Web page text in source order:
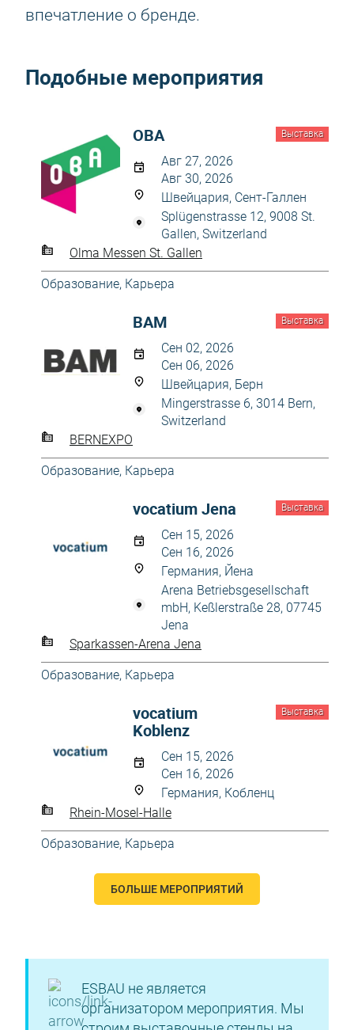
впечатление о бренде.
Подобные мероприятия
Выставка
OBA
Авг 27, 2026
Авг 30, 2026
Швейцария, Сент-Галлен
Splügenstrasse 12, 9008 St.
Gallen, Switzerland
Olma Messen St. Gallen
Образование, Карьера
Выставка
BAM
Сен 02, 2026
Сен 06, 2026
Швейцария, Берн
Mingerstrasse 6, 3014 Bern,
Switzerland
BERNEXPO
Образование, Карьера
Выставка
vocatium Jena
Сен 15, 2026
Сен 16, 2026
Германия, Йена
Arena Betriebsgesellschaft
mbH, Keßlerstraße 28, 07745
Jena
Sparkassen-Arena Jena
Образование, Карьера
Выставка
vocatium
Koblenz
Сен 15, 2026
Сен 16, 2026
Германия, Кобленц
Rhein-Mosel-Halle
Образование, Карьера
БОЛЬШЕ МЕРОПРИЯТИЙ
ESBAU не является
организатором мероприятия. Мы